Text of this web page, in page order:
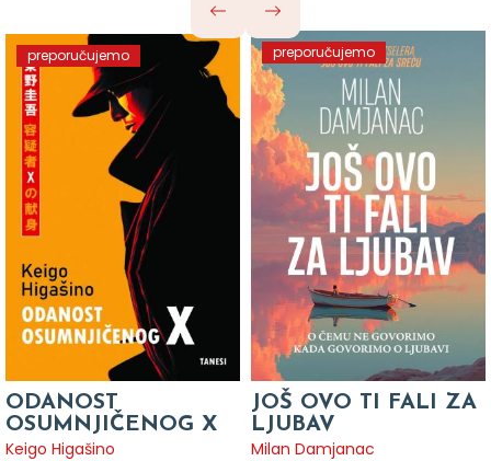
preporučujemo
ODANOST
OSUMNJIČENOG X
Keigo Higašino
preporučujemo
JOŠ OVO TI FALI ZA
LJUBAV
Milan Damjanac